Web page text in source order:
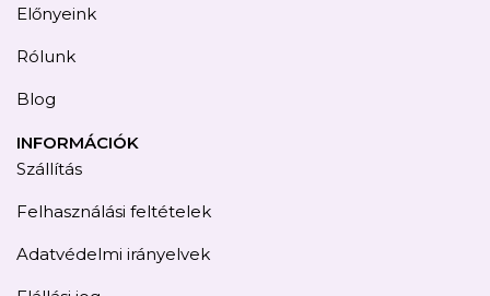
Előnyeink
Rólunk
Blog
INFORMÁCIÓK
Szállítás
Felhasználási feltételek
Adatvédelmi irányelvek